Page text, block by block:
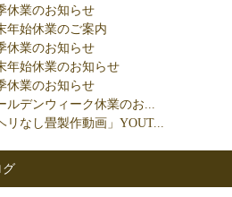
休業のお知らせ
年始休業のご案内
休業のお知らせ
年始休業のお知らせ
休業のお知らせ
ルデンウィーク休業のお...
リなし畳製作動画」YOUT...
グ